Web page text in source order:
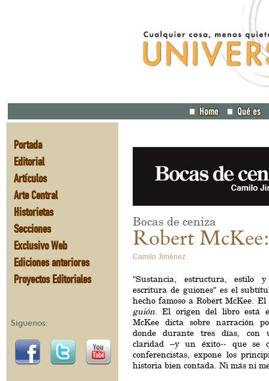
Portada
Editorial
Artículos
Arte Central
Historietas
Secciones
Exclusivo Web
Ediciones anteriores
Proyectos Editoriales
Síguenos:
Bocas de ceniza
Robert
Camilo Jiménez
"Sustancia, estructura, estilo
escritura de guiones" es el
hecho famoso a Robert McKee.
guión. El origen del libro está
McKee dicta sobre narración
donde durante tres días, con
claridad –y un éxito-- que se
conferencistas, expone los
historia bien contada. Ni más ni